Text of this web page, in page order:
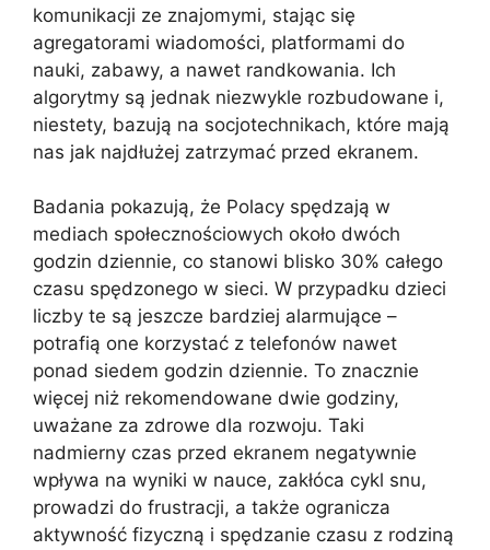
komunikacji ze znajomymi, stając się
agregatorami wiadomości, platformami do
nauki, zabawy, a nawet randkowania. Ich
algorytmy są jednak niezwykle rozbudowane i,
niestety, bazują na socjotechnikach, które mają
nas jak najdłużej zatrzymać przed ekranem.
Badania pokazują, że Polacy spędzają w
mediach społecznościowych około dwóch
godzin dziennie, co stanowi blisko 30% całego
czasu spędzonego w sieci. W przypadku dzieci
liczby te są jeszcze bardziej alarmujące –
potrafią one korzystać z telefonów nawet
ponad siedem godzin dziennie. To znacznie
więcej niż rekomendowane dwie godziny,
uważane za zdrowe dla rozwoju. Taki
nadmierny czas przed ekranem negatywnie
wpływa na wyniki w nauce, zakłóca cykl snu,
prowadzi do frustracji, a także ogranicza
aktywność fizyczną i spędzanie czasu z rodziną